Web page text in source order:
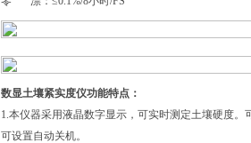
数显土壤紧实度仪功能特点：
1.本仪器采用液晶数字显示，可实时测定土壤硬度
可设置自动关机。